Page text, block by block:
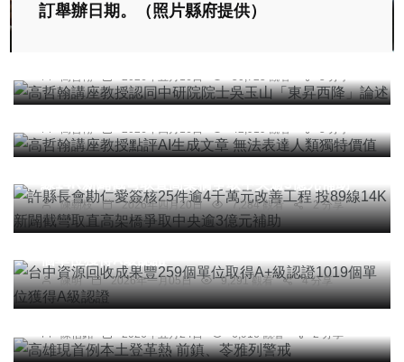
訂舉辦日期。（照片縣府提供）
高哲翰 2026年五月16日 50,725 觀看 5 分享
高哲翰講座教授點評AI生成文章 無法表達人類獨特
價值
高哲翰 2026年四月16日 42,919 觀看 5 分享
頭條
許縣長會勘仁愛簽核25件逾4千萬元改善工程 投89
陳朝枝 2026年四月20日 7,284 觀看 2 分享
社會 綜合新聞
台中資源回收成果豐259個單位取得A+級認證1019
陳明 2026年一月05日 9,291 觀看 4 分享
綜合新聞
高雄現首例本土登革熱 前鎮、苓雅列警戒
陳信銘 2026年五月24日 6,916 觀看 2 分享
文教